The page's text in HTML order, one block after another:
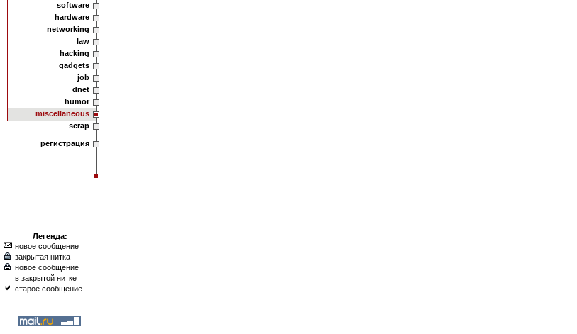
software
hardware
networking
law
hacking
gadgets
job
dnet
humor
miscellaneous
scrap
регистрация
Легенда:
новое сообщение
закрытая нитка
новое сообщение
в закрытой нитке
старое сообщение